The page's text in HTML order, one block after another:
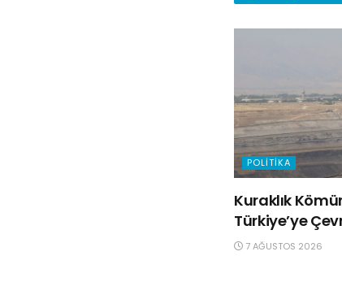
POLITIKA
Kuraklık
Türkiye’ye
7 AĞUSTOS 2026